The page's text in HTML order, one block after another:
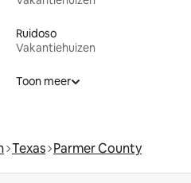
Ruidoso
Vakantiehuizen
Toon meer
Texas Parmer County